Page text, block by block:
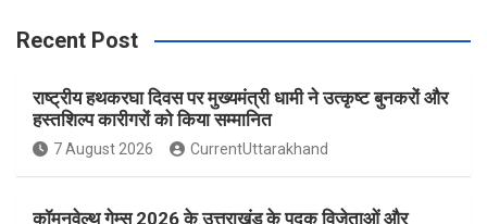
c
e
b
s
t
a
n
t
e
i
t
u
u
Recent Post
राष्ट्रीय हथकरघा दिवस पर मुख्यमंत्री धामी ने उत्कृष्ट बुनकरों और
हस्तशिल्प कारीगरों को किया सम्मानित
7 August 2026 CurrentUttarakhand
कॉमनवेल्थ गेम्स 2026 के उत्तराखंड के पदक विजेताओं और